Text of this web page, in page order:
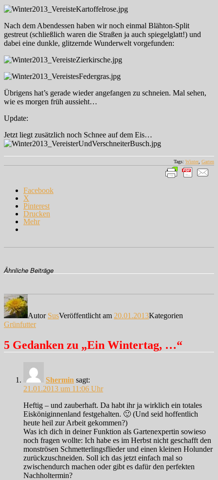
Nach dem Abendessen haben wir noch einmal Blähton-Split
gestreut (schließlich waren die Straßen ja auch spiegelglatt!) und
dabei eine dunkle, glitzernde Wunderwelt vorgefunden:
Übrigens hat’s gerade wieder angefangen zu schneien. Mal sehen,
wie es morgen früh aussieht…
Update:
Jetzt liegt zusätzlich noch Schnee auf dem Eis…
Tags: Winter, Garten
Facebook
X
Pinterest
Drucken
Mehr
Ähnliche Beiträge
Autor SusVeröffentlicht am 20.01.2013Kategorien
Grünfutter
5 Gedanken zu „Ein Wintertag, …“
Shermin sagt:
21.01.2013 um 11:06 Uhr
Heftig – und zauberhaft. Da habt ihr ja wirklich ein totales
Eisköniginnenland festgehalten. 🙂 (Und seid hoffentlich
heute heil zur Arbeit gekommen?)
Was ich dich in deiner Funktion als Gartenexpertin sowieso
noch fragen wollte: Ich habe es im Herbst nicht geschafft den
monströsen Schmetterlingsflieder und einen kleinen Holunder
zurückzuschneiden. Soll ich das jetzt einfach mal so
zwischendurch machen oder gibt es dafür den perfekten
Nachholtermin?